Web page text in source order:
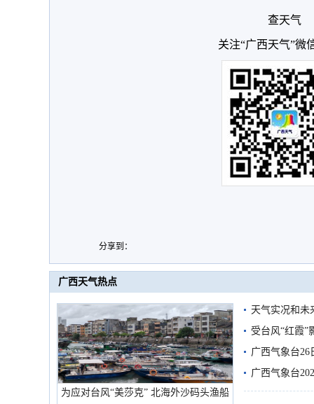
查天气
关注“广西天气”微
分享到：
广西天气热点
为应对台风“美莎克” 北海外沙码头渔船
天气实况和未
受台风“红霞”
有较强降雨
广西气象台26
广西气象台
预警